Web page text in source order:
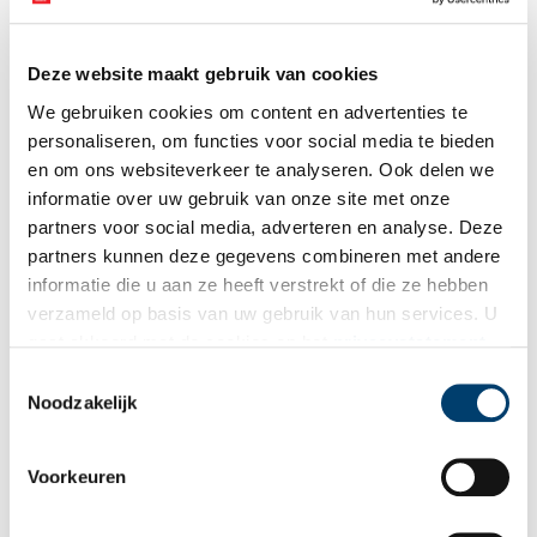
Deze website maakt gebruik van cookies
We gebruiken cookies om content en advertenties te
personaliseren, om functies voor social media te bieden
en om ons websiteverkeer te analyseren. Ook delen we
informatie over uw gebruik van onze site met onze
partners voor social media, adverteren en analyse. Deze
partners kunnen deze gegevens combineren met andere
informatie die u aan ze heeft verstrekt of die ze hebben
verzameld op basis van uw gebruik van hun services. U
Noodzakelijk
Voorkeuren
Andela, G. Tuin- en landschapsarchitect Hans Warnau, 2006
Oldenburger-Ebbers, Carla S., Anne Mieke Backer en Eric Blok.
Gids voor de Nederlandse tuin- en landschapsarchitectuur, Deel
West, 1998
Publicatiedatum: 30/04/2012
Wilt u op de hoogte blijven van de mooiste verhalen en het
laatste erfgoednieuws? Schrijf u dan nu in voor onze